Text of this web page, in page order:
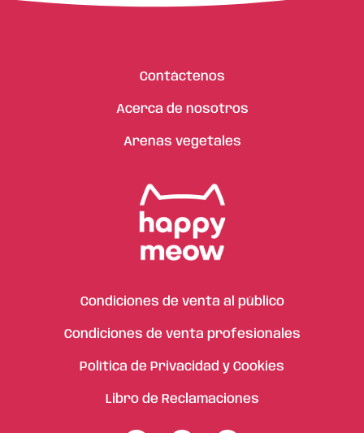
Contáctenos
Acerca de nosotros
Arenas vegetales
Condiciones de venta al público
Condiciones de venta profesionales
Política de Privacidad y Cookies
Libro de Reclamaciones